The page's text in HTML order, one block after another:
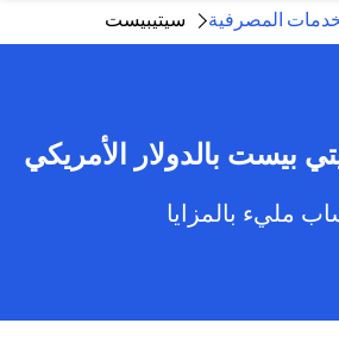
المصرفية سيتيبيست
بيست بالدولار الأمريكي
مليء بالمزايا